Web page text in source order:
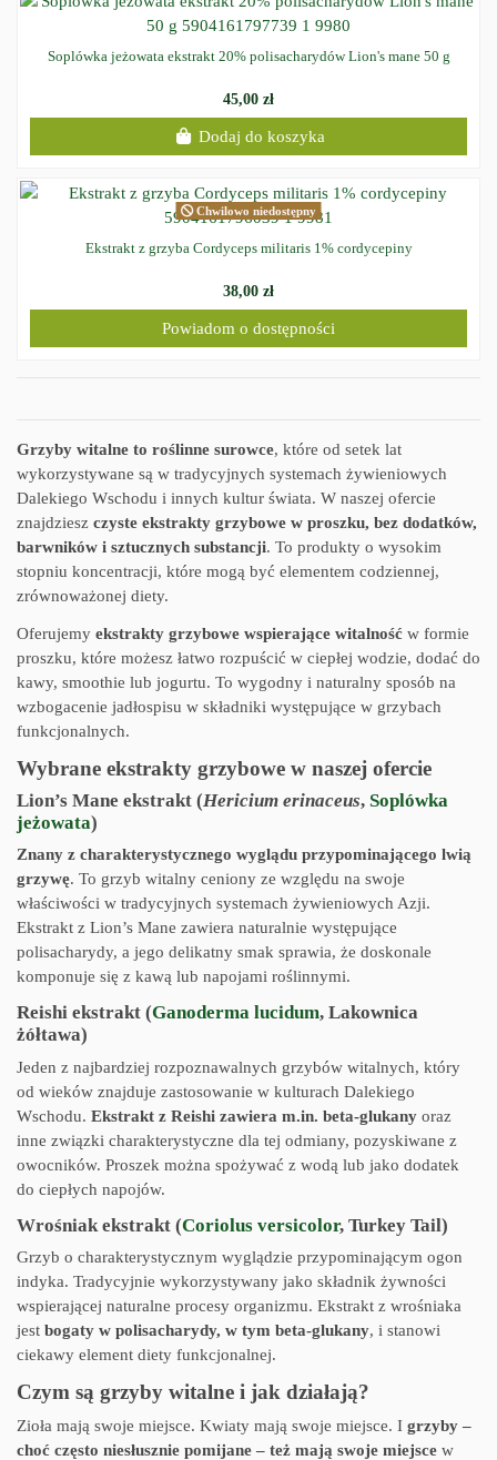
Soplówka jeżowata ekstrakt 20% polisacharydów Lion's mane 50 g
45,00 zł
Dodaj do koszyka
Chwilowo niedostępny
Ekstrakt z grzyba Cordyceps militaris 1% cordycepiny
38,00 zł
Powiadom o dostępności
Grzyby witalne to roślinne surowce, które od setek lat
wykorzystywane są w tradycyjnych systemach żywieniowych
Dalekiego Wschodu i innych kultur świata. W naszej ofercie
znajdziesz czyste ekstrakty grzybowe w proszku, bez dodatków,
barwników i sztucznych substancji. To produkty o wysokim
stopniu koncentracji, które mogą być elementem codziennej,
zrównoważonej diety.
Oferujemy ekstrakty grzybowe wspierające witalność w formie
proszku, które możesz łatwo rozpuścić w ciepłej wodzie, dodać do
kawy, smoothie lub jogurtu. To wygodny i naturalny sposób na
wzbogacenie jadłospisu w składniki występujące w grzybach
funkcjonalnych.
Wybrane ekstrakty grzybowe w naszej ofercie
Lion’s Mane ekstrakt (Hericium erinaceus, Soplówka
jeżowata)
Znany z charakterystycznego wyglądu przypominającego lwią
grzywę. To grzyb witalny ceniony ze względu na swoje
właściwości w tradycyjnych systemach żywieniowych Azji.
Ekstrakt z Lion’s Mane zawiera naturalnie występujące
polisacharydy, a jego delikatny smak sprawia, że doskonale
komponuje się z kawą lub napojami roślinnymi.
Reishi ekstrakt (Ganoderma lucidum, Lakownica
żółtawa)
Jeden z najbardziej rozpoznawalnych grzybów witalnych, który
od wieków znajduje zastosowanie w kulturach Dalekiego
Wschodu. Ekstrakt z Reishi zawiera m.in. beta-glukany oraz
inne związki charakterystyczne dla tej odmiany, pozyskiwane z
owocników. Proszek można spożywać z wodą lub jako dodatek
do ciepłych napojów.
Wrośniak ekstrakt (Coriolus versicolor, Turkey Tail)
Grzyb o charakterystycznym wyglądzie przypominającym ogon
indyka. Tradycyjnie wykorzystywany jako składnik żywności
wspierającej naturalne procesy organizmu. Ekstrakt z wrośniaka
jest bogaty w polisacharydy, w tym beta-glukany, i stanowi
ciekawy element diety funkcjonalnej.
Czym są grzyby witalne i jak działają?
Zioła mają swoje miejsce. Kwiaty mają swoje miejsce. I grzyby –
choć często niesłusznie pomijane – też mają swoje miejsce w